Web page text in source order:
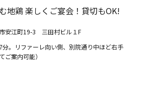
地鶏 楽しくご宴会！貸切もOK!
安江町19-3 三田村ビル１F
分。リファーレ向い側、別院通り中ほど右手
ご案内可能）